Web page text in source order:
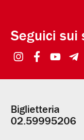
Seguici sui
Informazioni
utili
Biglietteria
02.59995206